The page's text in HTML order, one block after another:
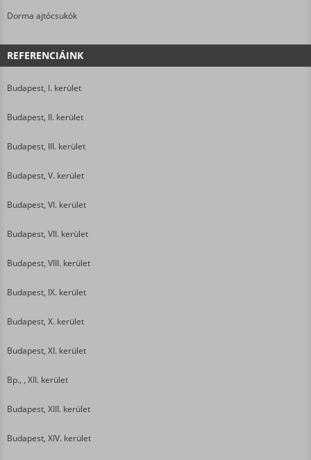
Dorma ajtócsukók
REFERENCIÁINK
Budapest, I. kerület
Budapest, II. kerület
Budapest, III. kerület
Budapest, V. kerület
Budapest, VI. kerület
Budapest, VII. kerület
Budapest, VIII. kerület
Budapest, IX. kerület
Budapest, X. kerület
Budapest, XI. kerület
Bp., , XII. kerület
Budapest, XIII. kerület
Budapest, XIV. kerület